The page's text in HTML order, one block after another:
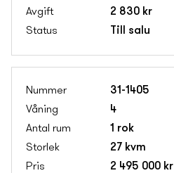
2 830 kr
Till salu
31-1405
4
1 rok
27 kvm
2 495 000 kr